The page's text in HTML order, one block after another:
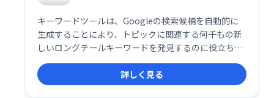
キーワードツールは、Googleの検索候補を自動的に
生成することにより、トピックに関連する何千もの新
しいロングテールキーワードを発見するのに役立ちま
す。キーワードの提案は、選択したGoogleドメインと
言語に基づいて作成されます。
詳しく見る